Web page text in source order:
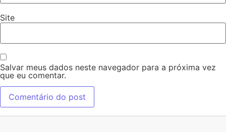
Site
Salvar meus dados neste navegador para a próxima vez
que eu comentar.